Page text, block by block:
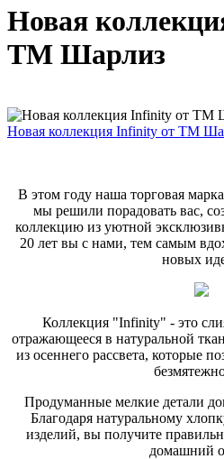
Новая
ТМ Шарлиз
Новая коллекция Infinity от ТМ
В этом году наша торговая
мы решили порадовать вас,
коллекцию из уютной
20 лет вы с нами, тем самым
новых
Коллекция "Infinity" - это
отражающееся в натуральной
из осеннего рассвета, которые
Продуманные мелкие детали
Благодаря натуральному
изделий, вы получите
домашний